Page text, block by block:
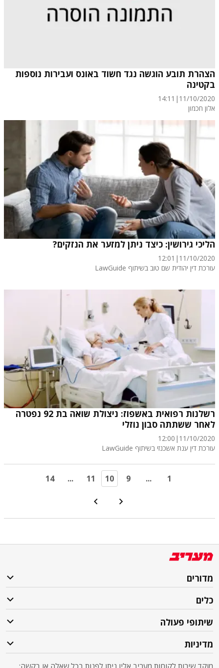
הצהרת תובע הוגשה נגד חשוד באונס ועבירות נוספות
בקטינה
11/10/2020
|
14:11
אלון חכמון
הליכי גירושין: כיצד ניתן למזער את הנזקים?
11/10/2020
|
12:01
עורכת דין יהודית שם טוב בשיתוף LawGuide
רשלנות רפואית באשפוז: ניצולת שואה בת 92 נפטרה
לאחר ששתתה סבון נוזלי
11/10/2020
|
12:00
עורכת דין ענת אשכנזי בשיתוף LawGuide
14 ... 11 10 9 ... 1
מדורים
כלים
שיתופי פעולה
מדיניות